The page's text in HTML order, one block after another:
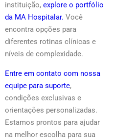
instituição, explore o portfólio
da MA Hospitalar. Você
encontra opções para
diferentes rotinas clínicas e
níveis de complexidade.
Entre em contato com nossa
equipe para suporte,
condições exclusivas e
orientações personalizadas.
Estamos prontos para ajudar
na melhor escolha para sua